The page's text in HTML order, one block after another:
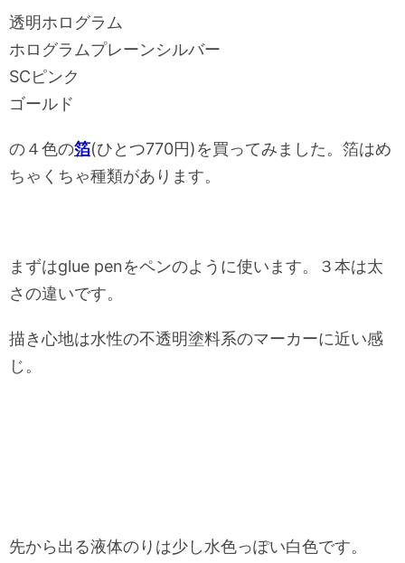
透明ホログラム
ホログラムプレーンシルバー
SCピンク
ゴールド
の４色の箔(ひとつ770円)を買ってみました。 箔はめ
ちゃくちゃ種類があります。
まずはglue penをペンのように使います。３本は太
さの違いです。
描き心地は水性の不透明塗料系のマーカーに近い感
じ。
先から出る液体のりは少し水色っぽい白色です。